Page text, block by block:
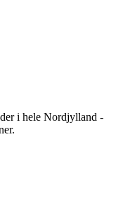
i hele Nordjylland -